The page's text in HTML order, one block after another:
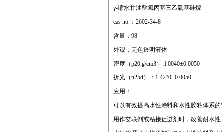
γ-缩水甘油醚氧丙基三乙氧基硅烷
cas no.：2602-34-8
含量：98
外观：无色透明液体
密度（p20,g/cm3）:1.0040±0.0050
折光（n25d）：1.4270±0.0050
应用：
可以有效提高水性涂料和水性胶粘体系
用作交联剂或粘接促进剂时，改善耐水